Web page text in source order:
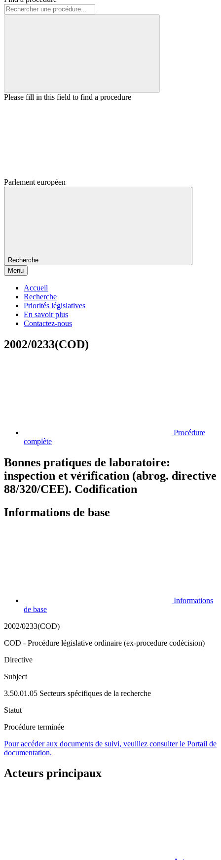
Please fill in this field to find a procedure
Parlement européen
Recherche
Menu
Accueil
Recherche
Priorités législatives
En savoir plus
Contactez-nous
2002/0233(COD)
Procédure
complète
Bonnes pratiques de laboratoire:
inspection et vérification (abrog. directive
88/320/CEE). Codification
Informations de base
Informations
de base
2002/0233(COD)
COD - Procédure législative ordinaire (ex-procedure codécision)
Directive
Subject
3.50.01.05 Secteurs spécifiques de la recherche
Statut
Procédure terminée
Pour accéder aux documents de suivi, veuillez consulter le Portail de
documentation.
Acteurs principaux